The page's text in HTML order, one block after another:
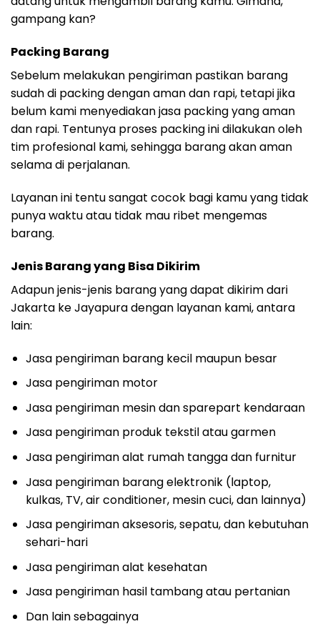
gampang kan?
Packing Barang
Sebelum melakukan pengiriman pastikan barang
sudah di packing dengan aman dan rapi, tetapi jika
belum kami menyediakan jasa packing yang aman
dan rapi. Tentunya proses packing ini dilakukan oleh
tim profesional kami, sehingga barang akan aman
selama di perjalanan.
Layanan ini tentu sangat cocok bagi kamu yang tidak
punya waktu atau tidak mau ribet mengemas
barang.
Jenis Barang yang Bisa Dikirim
Adapun jenis-jenis barang yang dapat dikirim dari
Jakarta ke Jayapura dengan layanan kami, antara
lain:
Jasa pengiriman barang kecil maupun besar
Jasa pengiriman motor
Jasa pengiriman mesin dan sparepart kendaraan
Jasa pengiriman produk tekstil atau garmen
Jasa pengiriman alat rumah tangga dan furnitur
Jasa pengiriman barang elektronik (laptop,
kulkas, TV, air conditioner, mesin cuci, dan lainnya)
Jasa pengiriman aksesoris, sepatu, dan kebutuhan
sehari-hari
Jasa pengiriman alat kesehatan
Jasa pengiriman hasil tambang atau pertanian
Dan lain sebagainya